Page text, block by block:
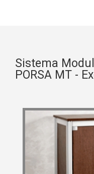
Sistema
PORSA MT -